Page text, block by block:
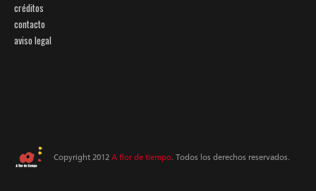
créditos
contacto
aviso legal
Copyright 2012 A flor de tiempo. Todos los derechos reservados.